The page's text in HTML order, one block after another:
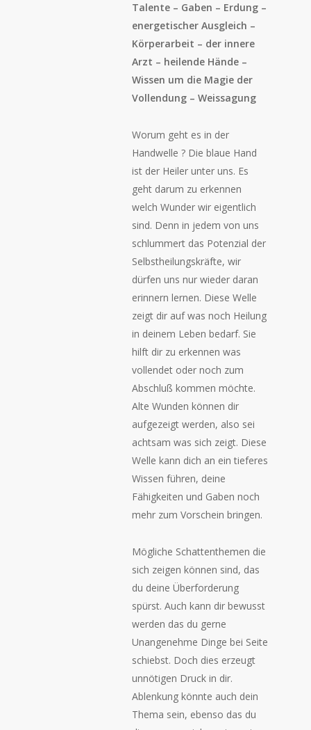
Talente – Gaben – Erdung –
energetischer Ausgleich –
Körperarbeit – der innere
Arzt – heilende Hände –
Wissen um die Magie der
Vollendung – Weissagung
Worum geht es in der
Handwelle ? Die blaue Hand
ist der Heiler unter uns. Es
geht darum zu erkennen
welch Wunder wir eigentlich
sind. Denn in jedem von uns
schlummert das Potenzial der
Selbstheilungskräfte, wir
dürfen uns nur wieder daran
erinnern lernen. Diese Welle
zeigt dir auf was noch Heilung
in deinem Leben bedarf. Sie
hilft dir zu erkennen was
vollendet oder noch zum
Abschluß kommen möchte.
Alte Wunden können dir
aufgezeigt werden, also sei
achtsam was sich zeigt. Diese
Welle kann dich an ein tieferes
Wissen führen, deine
Fähigkeiten und Gaben noch
mehr zum Vorschein bringen.
Mögliche Schattenthemen die
sich zeigen können sind, das
du deine Überforderung
spürst. Auch kann dir bewusst
werden das du gerne
Unangenehme Dinge bei Seite
schiebst. Doch dies erzeugt
unnötigen Druck in dir.
Ablenkung könnte auch dein
Thema sein, ebenso das du